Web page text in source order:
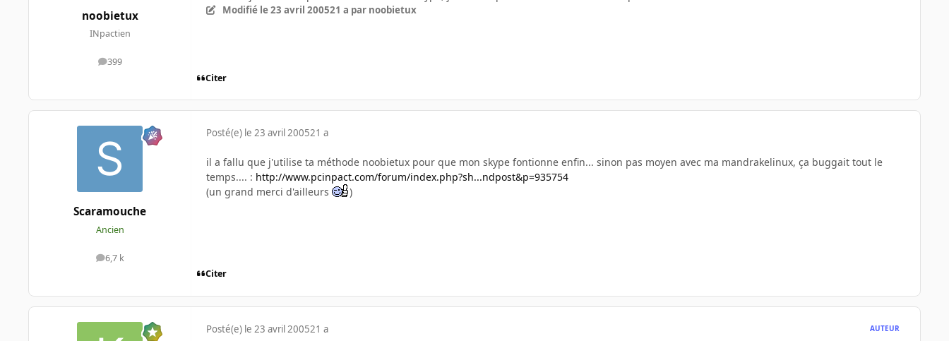
noobietux
INpactien
399
messages
Modifié le 23 avril 200521 a par noobietux
Citer
Scaramouche
Ancien
6,7 k
messages
Posté(e) le 23 avril 200521 a
il a fallu que j'utilise ta méthode noobietux pour que mon skype fontionne enfin... sinon pas moyen avec ma mandrakelinux, ça buggait tout le
temps.... : http://www.pcinpact.com/forum/index.php?sh...ndpost&p=935754
(un grand merci d'ailleurs
)
Citer
Posté(e) le 23 avril 200521 a AUTEUR